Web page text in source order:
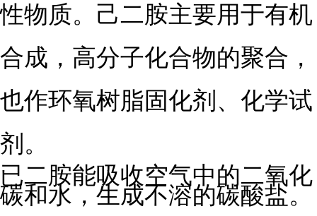
性物质。己二胺主要用于有机
合成，高分子化合物的聚合，
也作环氧树脂固化剂、化学试
剂。
已二胺能吸收空气中的二氧化
碳和水，生成不溶的碳酸盐。